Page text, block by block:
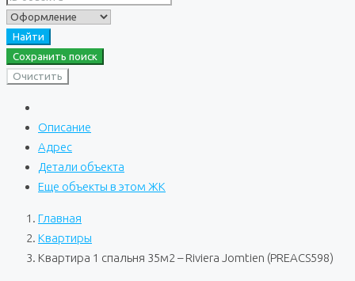
Найти
Сохранить поиск
Очистить
Описание
Адрес
Детали объекта
Еще объекты в этом ЖК
Главная
Квартиры
Квартира 1 спальня 35м2 – Riviera Jomtien (PREACS598)